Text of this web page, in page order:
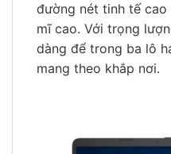
đường nét tinh tế
mĩ cao. Với trọng
dàng để trong ba lô
mang theo khắp nơi.